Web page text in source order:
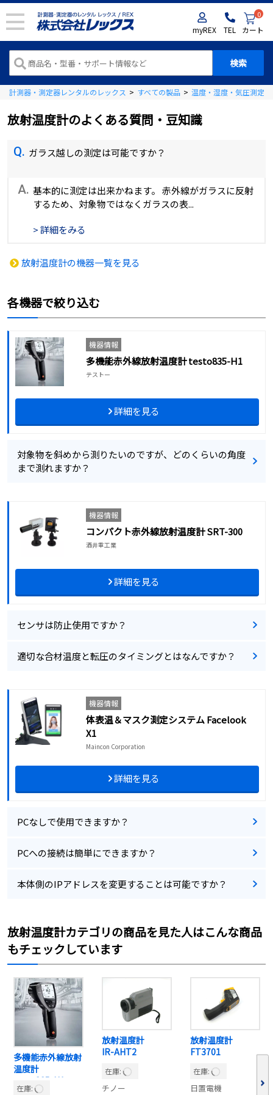
myREX TEL
0
カート
計測器・測定器レンタルのレックス > すべての製品 > 温度・湿度・気圧測定器
放射温度計のよくある質問・豆知識
Q. ガラス越しの測定は可能ですか？
A. 基本的に測定は出来かねます。 赤外線がガラスに反射
するため、対象物ではなくガラスの表...
> 詳細をみる
放射温度計の機器一覧を見る
各機器で絞り込む
機器情報
多機能赤外線放射温度計 testo835-H1
テストー
詳細を見る
対象物を斜めから測りたいのですが、どのくらいの角度
まで測れますか？
機器情報
コンパクト赤外線放射温度計 SRT-300
酒井重工業
詳細を見る
センサは防止使用ですか？
適切な合材温度と転圧のタイミングとはなんですか？
機器情報
体表温＆マスク測定システム Facelook
X1
Maincon Corporation
詳細を見る
PCなしで使用できますか？
PCへの接続は簡単にできますか？
本体側のIPアドレスを変更することは可能ですか？
放射温度計カテゴリの商品を見た人はこんな商品
もチェックしています
多機能赤外線放射
温度計
testo835-H1
在庫:
放射温度計
IR-AHT2
在庫:
チノー
放射温度計
FT3701
在庫:
日置電機